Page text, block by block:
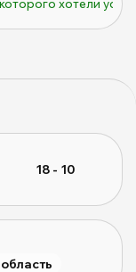
хотели
18 - 10